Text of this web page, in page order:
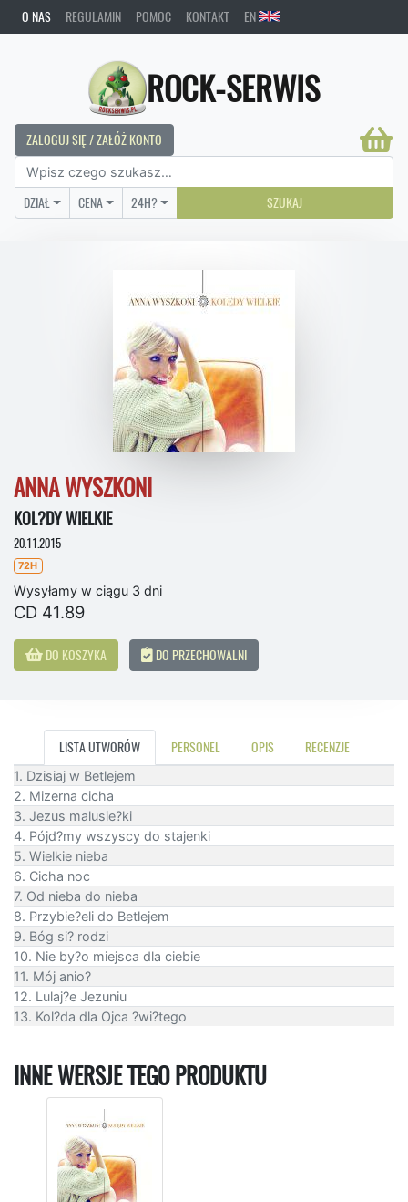
O NAS REGULAMIN POMOC KONTAKT EN
ROCK-SERWIS
ZALOGUJ SIĘ / ZAŁÓŻ KONTO
DZIAŁ CENA 24H? SZUKAJ
ANNA WYSZKONI
KOL?DY WIELKIE
20.11.2015
72H
Wysyłamy w ciągu 3 dni
CD 41.89
DO KOSZYKA DO PRZECHOWALNI
LISTA UTWORÓW PERSONEL OPIS RECENZJE
1. Dzisiaj w Betlejem
2. Mizerna cicha
3. Jezus malusie?ki
4. Pójd?my wszyscy do stajenki
5. Wielkie nieba
6. Cicha noc
7. Od nieba do nieba
8. Przybie?eli do Betlejem
9. Bóg si? rodzi
10. Nie by?o miejsca dla ciebie
11. Mój anio?
12. Lulaj?e Jezuniu
13. Kol?da dla Ojca ?wi?tego
INNE WERSJE TEGO PRODUKTU